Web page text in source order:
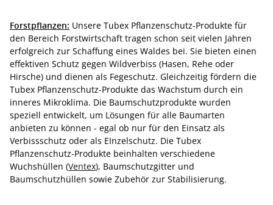
Forstpflanzen: Unsere Tubex Pflanzenschutz-Produkte für
den Bereich Forstwirtschaft tragen schon seit vielen Jahren
erfolgreich zur Schaffung eines Waldes bei. Sie bieten einen
effektiven Schutz gegen Wildverbiss (Hasen, Rehe oder
Hirsche) und dienen als Fegeschutz. Gleichzeitig fördern die
Tubex Pflanzenschutz-Produkte das Wachstum durch ein
inneres Mikroklima. Die Baumschutzprodukte wurden
speziell entwickelt, um Lösungen für alle Baumarten
anbieten zu können - egal ob nur für den Einsatz als
Verbissschutz oder als EInzelschutz. Die Tubex
Pflanzenschutz-Produkte beinhalten verschiedene
Wuchshüllen (Ventex), Baumschutzgitter und
Baumschutzhüllen sowie Zubehör zur Stabilisierung.